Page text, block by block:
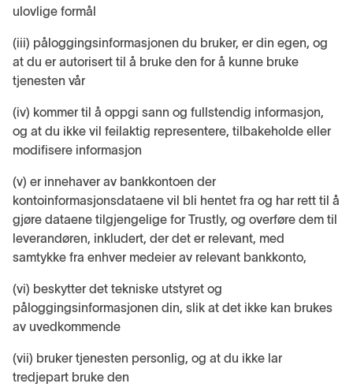
ulovlige formål
(iii) påloggingsinformasjonen du bruker, er din egen, og
at du er autorisert til å bruke den for å kunne bruke
tjenesten vår
(iv) kommer til å oppgi sann og fullstendig informasjon,
og at du ikke vil feilaktig representere, tilbakeholde eller
modifisere informasjon
(v) er innehaver av bankkontoen der
kontoinformasjonsdataene vil bli hentet fra og har rett til å
gjøre dataene tilgjengelige for Trustly, og overføre dem til
leverandøren, inkludert, der det er relevant, med
samtykke fra enhver medeier av relevant bankkonto,
(vi) beskytter det tekniske utstyret og
påloggingsinformasjonen din, slik at det ikke kan brukes
av uvedkommende
(vii) bruker tjenesten personlig, og at du ikke lar
tredjepart bruke den